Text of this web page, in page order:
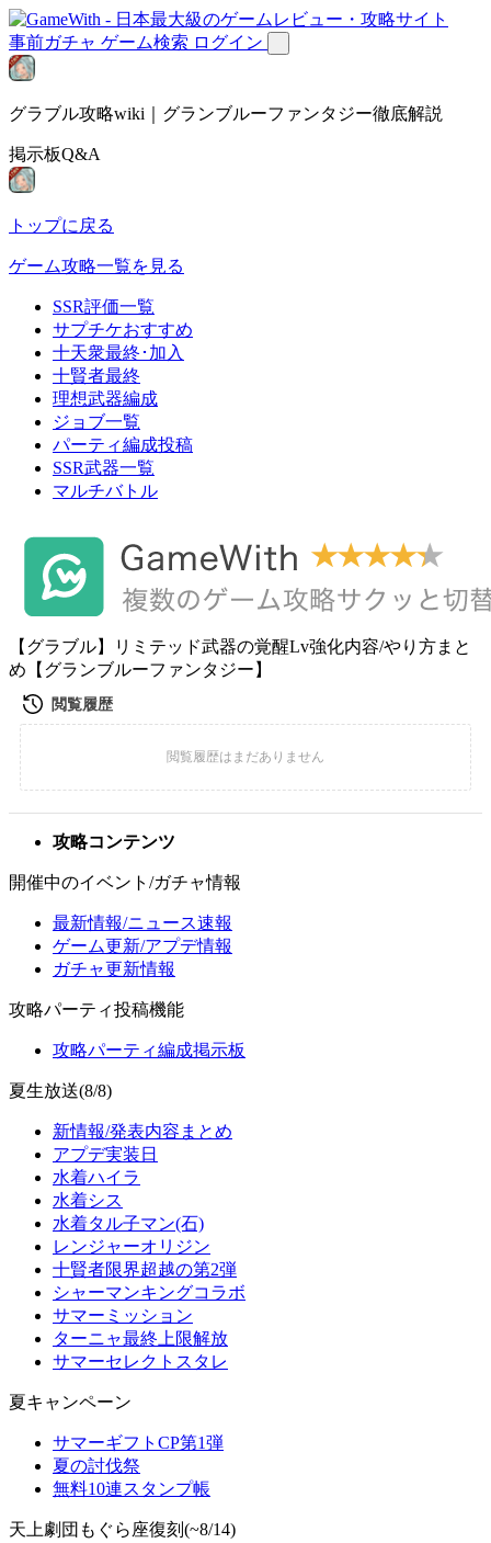
事前ガチャ ゲーム検索 ログイン
グラブル攻略wiki｜グランブルーファンタジー徹底解説
掲示板Q&A
トップに戻る
ゲーム攻略一覧を見る
SSR評価一覧
サプチケおすすめ
十天衆最終･加入
十賢者最終
理想武器編成
ジョブ一覧
パーティ編成投稿
SSR武器一覧
マルチバトル
【グラブル】リミテッド武器の覚醒Lv強化内容/やり方まと
め【グランブルーファンタジー】
攻略コンテンツ
開催中のイベント/ガチャ情報
最新情報/ニュース速報
ゲーム更新/アプデ情報
ガチャ更新情報
攻略パーティ投稿機能
攻略パーティ編成掲示板
夏生放送(8/8)
新情報/発表内容まとめ
アプデ実装日
水着ハイラ
水着シス
水着タル子マン(石)
レンジャーオリジン
十賢者限界超越の第2弾
シャーマンキングコラボ
サマーミッション
ターニャ最終上限解放
サマーセレクトスタレ
夏キャンペーン
サマーギフトCP第1弾
夏の討伐祭
無料10連スタンプ帳
天上劇団もぐら座復刻(~8/14)